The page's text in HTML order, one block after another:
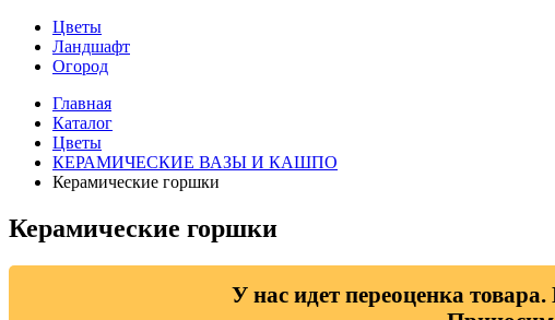
Цветы
Ландшафт
Огород
Главная
Каталог
Цветы
КЕРАМИЧЕСКИЕ ВАЗЫ И КАШПО
Керамические горшки
Керамические горшки
У нас идет переоценка